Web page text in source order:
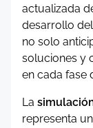
actualizada
desarrollo
no solo
soluciones y
en cada fase
La
representa